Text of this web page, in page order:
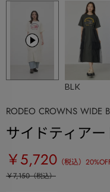
BLK
RODEO CROWNS WIDE
サイドティア
￥5,720 （税込） 20
￥7,150（税込）